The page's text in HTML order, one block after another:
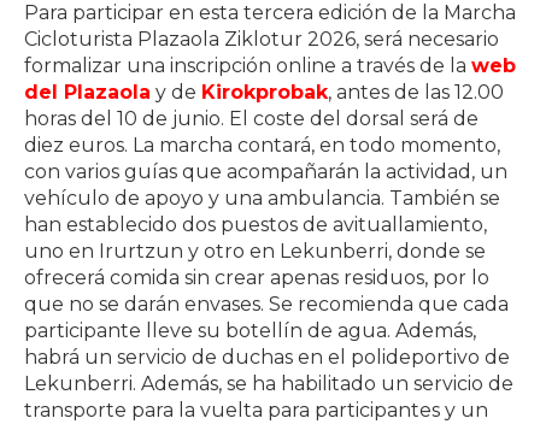
Para participar en esta tercera edición de la Marcha
Cicloturista Plazaola Ziklotur 2026, será necesario
formalizar una inscripción online a través de la web
del Plazaola y de Kirokprobak, antes de las 12.00
horas del 10 de junio. El coste del dorsal será de
diez euros. La marcha contará, en todo momento,
con varios guías que acompañarán la actividad, un
vehículo de apoyo y una ambulancia. También se
han establecido dos puestos de avituallamiento,
uno en Irurtzun y otro en Lekunberri, donde se
ofrecerá comida sin crear apenas residuos, por lo
que no se darán envases. Se recomienda que cada
participante lleve su botellín de agua. Además,
habrá un servicio de duchas en el polideportivo de
Lekunberri. Además, se ha habilitado un servicio de
transporte para la vuelta para participantes y un